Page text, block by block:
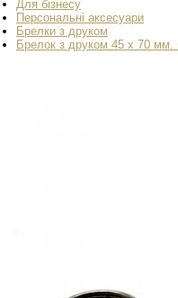
Для бізнесу
Персональні аксесуари
Брелки з друком
Брелок з друком 45 х 70 мм.